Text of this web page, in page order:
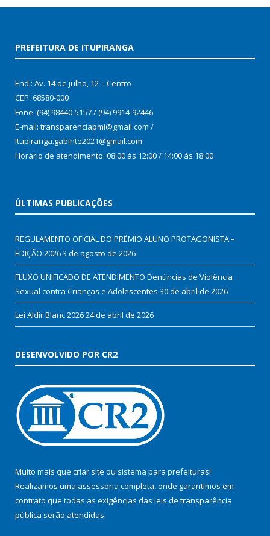
PREFEITURA DE ITUPIRANGA
End.: Av. 14 de julho, 12 – Centro
CEP: 68580-000
Fone: (94) 98440-5157 / (94) 9914-92446
E-mail: transparenciapmi@gmail.com /
Itupiranga.gabinte2021@gmail.com
Horário de atendimento: 08:00 às 12:00 / 14:00 às 18:00
ÚLTIMAS PUBLICAÇÕES
REGULAMENTO OFICIAL DO PRÊMIO ALUNO PROTAGONISTA –
EDIÇÃO 20263 de agosto de 2026
FLUXO UNIFICADO DE ATENDIMENTO Denúncias de Violência
Sexual contra Crianças e Adolescentes 30 de abril de 2026
Lei Aldir Blanc 202624 de abril de 2026
DESENVOLVIDO POR CR2
Muito mais que criar site ou sistema para prefeituras!
Realizamos uma assessoria completa, onde garantimos em
contrato que todas as exigências das leis de transparência
pública serão atendidas.